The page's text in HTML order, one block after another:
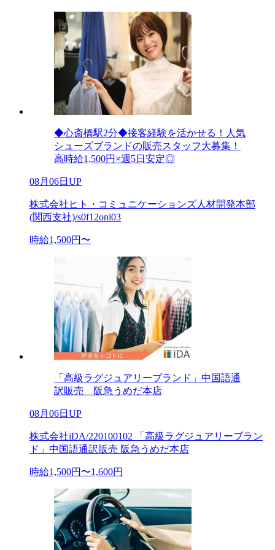
◆心斎橋駅2分◆接客経験を活かせる！人気
シューズブランドの販売スタッフ大募集！
高時給1,500円×週5日安定◎
08月06日UP
株式会社ヒト・コミュニケーションズ人材開発本部
(関西支社)/s0f12oni03
時給1,500円〜
「高級ラグジュアリーブランド」中国語通
訳販売 阪急うめだ本店
08月06日UP
株式会社iDA/220100102 「高級ラグジュアリーブラン
ド」中国語通訳販売 阪急うめだ本店
時給1,500円〜1,600円